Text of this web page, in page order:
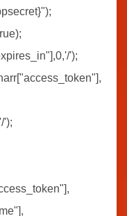
');
');